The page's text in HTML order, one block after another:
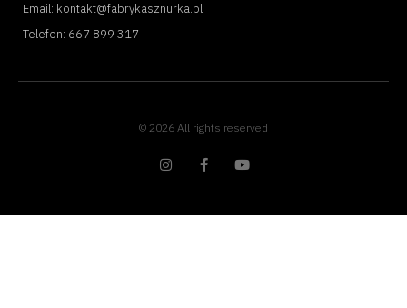
Email: kontakt@fabrykasznurka.pl
Telefon: 667 899 317
© 2026 All rights reserved